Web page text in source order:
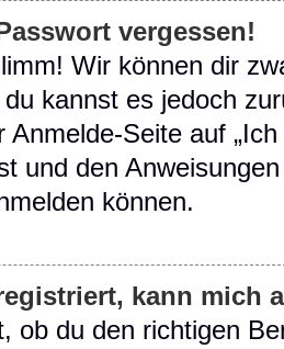
vergessen!
Wir können dir
kannst es jedoch
Anmelde-Seite auf
und den
können.
kann mich
ob du den richtigen